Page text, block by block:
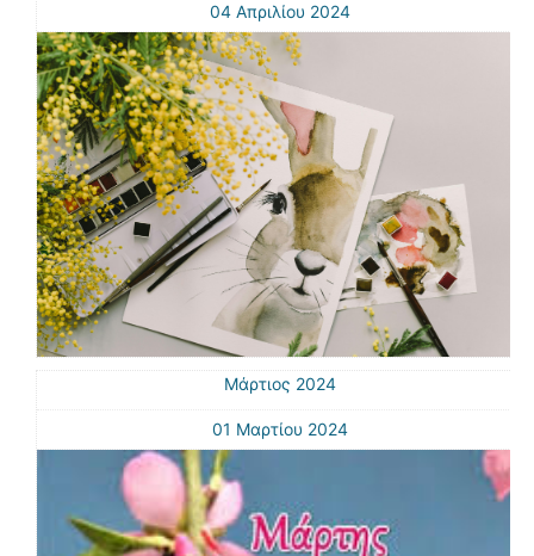
04 Απριλίου 2024
Μάρτιος 2024
01 Μαρτίου 2024